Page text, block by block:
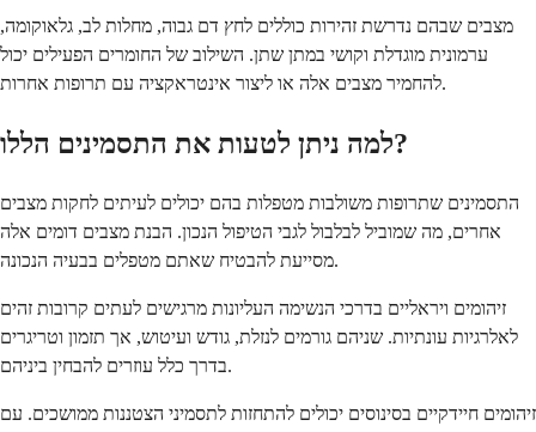
מצבים שבהם נדרשת זהירות כוללים לחץ דם גבוה, מחלות לב, גלאוקומה,
ערמונית מוגדלת וקושי במתן שתן. השילוב של החומרים הפעילים יכול
להחמיר מצבים אלה או ליצור אינטראקציה עם תרופות אחרות.
למה ניתן לטעות את התסמינים הללו?
התסמינים שתרופות משולבות מטפלות בהם יכולים לעיתים לחקות מצבים
אחרים, מה שמוביל לבלבול לגבי הטיפול הנכון. הבנת מצבים דומים אלה
מסייעת להבטיח שאתם מטפלים בבעיה הנכונה.
זיהומים ויראליים בדרכי הנשימה העליונות מרגישים לעתים קרובות זהים
לאלרגיות עונתיות. שניהם גורמים לנזלת, גודש ועיטוש, אך תזמון וטריגרים
בדרך כלל עוזרים להבחין ביניהם.
זיהומים חיידקיים בסינוסים יכולים להתחזות לתסמיני הצטננות ממושכים. עם